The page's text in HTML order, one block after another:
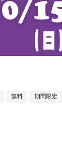
無料 期間限定